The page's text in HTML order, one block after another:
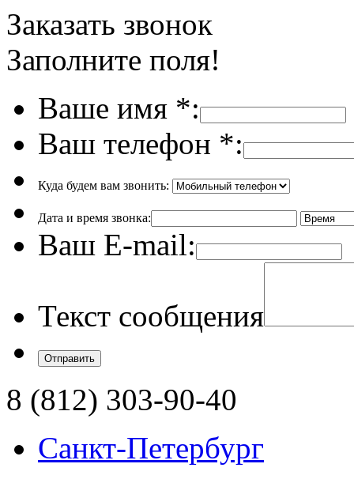
Заказать звонок
Заполните поля!
Ваше имя *:
Ваш телефон *:
Куда будем вам звонить:
Дата и время звонка:
Ваш E-mail:
Текст сообщения
8 (812) 303-90-40
Санкт-Петербург